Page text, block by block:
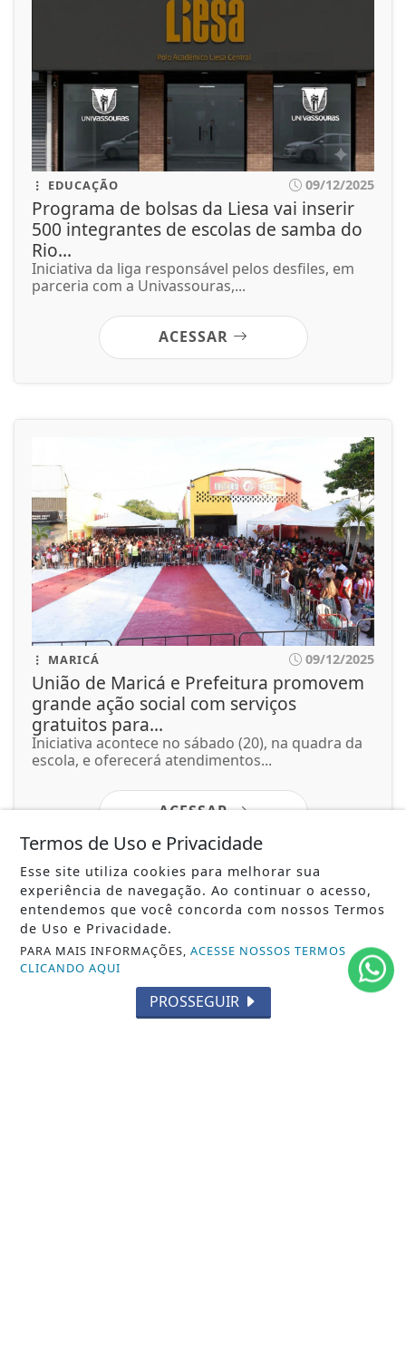
EDUCAÇÃO 09/12/2025
Programa de bolsas da Liesa vai inserir
500 integrantes de escolas de samba do
Rio...
Iniciativa da liga responsável pelos desfiles, em
parceria com a Univassouras,...
ACESSAR
MARICÁ 09/12/2025
União de Maricá e Prefeitura promovem
grande ação social com serviços
gratuitos para...
Iniciativa acontece no sábado (20), na quadra da
escola, e oferecerá atendimentos...
ACESSAR
SIGA FERAS DO SAMBA
Termos de Uso e Privacidade
Esse site utiliza cookies para melhorar sua
experiência de navegação. Ao continuar o acesso,
entendemos que você concorda com nossos Termos
de Uso e Privacidade.
PARA MAIS INFORMAÇÕES,ACESSE NOSSOS TERMOS
CLICANDO AQUI
PROSSEGUIR